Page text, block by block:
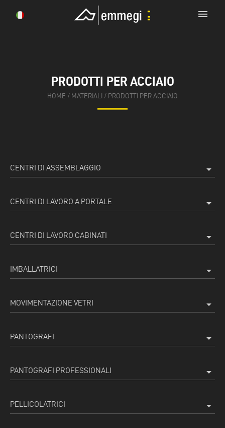
menu
PRODOTTI PER ACCIAIO
HOME / MATERIALI / PRODOTTI PER ACCIAIO
CENTRI DI ASSEMBLAGGIO arrow_drop_down
CENTRI DI LAVORO A PORTALE arrow_drop_down
CENTRI DI LAVORO CABINATI arrow_drop_down
IMBALLATRICI arrow_drop_down
MOVIMENTAZIONE VETRI arrow_drop_down
PANTOGRAFI arrow_drop_down
PANTOGRAFI PROFESSIONALI arrow_drop_down
PELLICOLATRICI arrow_drop_down